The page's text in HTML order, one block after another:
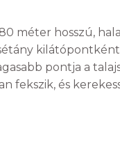
méter hosszú,
pontja a
fekszik, és